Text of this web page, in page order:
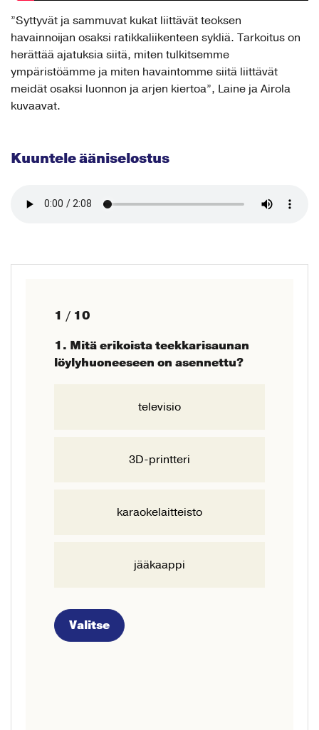
”Syttyvät ja sammuvat kukat liittävät teoksen
havainnoijan osaksi ratikkaliikenteen sykliä. Tarkoitus on
herättää ajatuksia siitä, miten tulkitsemme
ympäristöämme ja miten havaintomme siitä liittävät
meidät osaksi luonnon ja arjen kiertoa”, Laine ja Airola
kuvaavat.
Kuuntele ääniselostus
1 / 10
1. Mitä erikoista teekkarisaunan
löylyhuoneeseen on asennettu?
televisio
3D-printteri
karaokelaitteisto
jääkaappi